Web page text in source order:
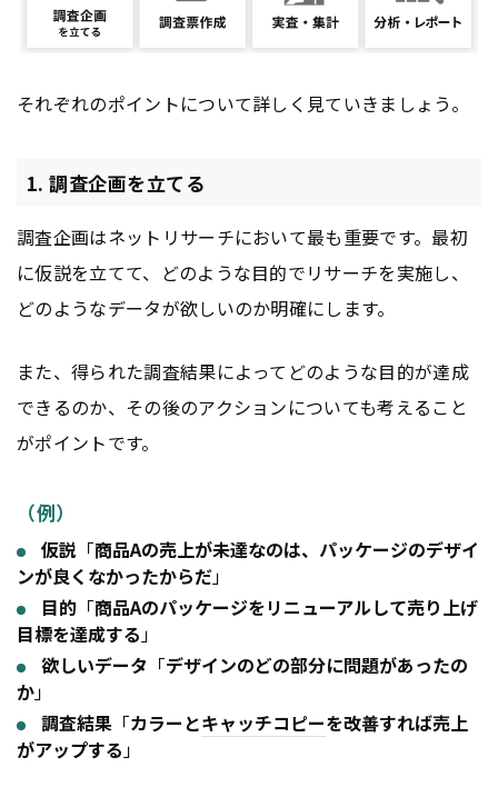
それぞれのポイントについて詳しく見ていきましょう。
1. 調査企画を立てる
調査企画はネットリサーチにおいて最も重要です。最初
に仮説を立てて、どのような目的でリサーチを実施し、
どのようなデータが欲しいのか明確にします。
また、得られた調査結果によってどのような目的が達成
できるのか、その後のアクションについても考えること
がポイントです。
（例）
仮説 「商品Aの売上が未達なのは、パッケージのデザイ
ンが良くなかったからだ」
目的 「商品Aのパッケージをリニューアルして売り上げ
目標を達成する」
欲しいデータ 「デザインのどの部分に問題があったの
か」
調査結果 「カラーとキャッチコピーを改善すれば売上
がアップする」